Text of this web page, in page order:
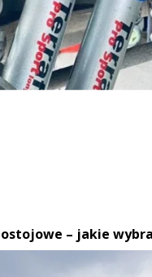
– jakie